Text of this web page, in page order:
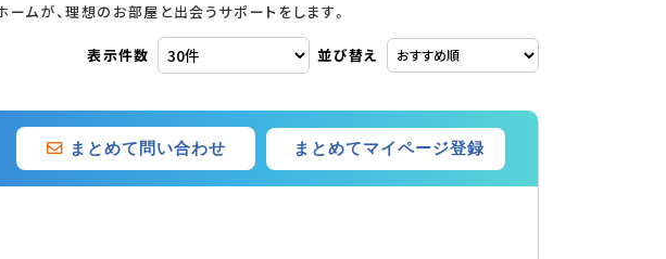
ムが、理想のお部屋と出会うサポートをします。
表示件数 並び替え
まとめて問い合わせ まとめてマイページ登録